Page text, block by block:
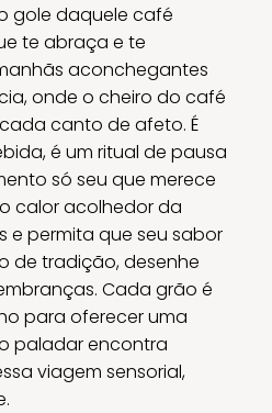
gole daquele café
te abraça e te
aconchegantes
onde o cheiro do café
canto de afeto. É
é um ritual de pausa
só seu que merece
calor acolhedor da
e permita que seu sabor
de tradição, desenhe
Cada grão é
para oferecer uma
paladar encontra
viagem sensorial,